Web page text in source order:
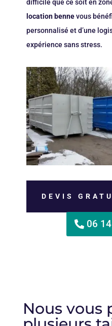
difficile que ce soit en
location bennevous
personnalisé et d’une
expérience sans stress.
DEVIS
06
Nous vous